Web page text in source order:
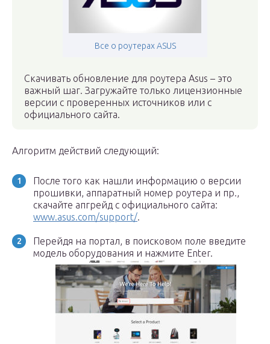
Все о роутерах ASUS
Скачивать обновление для роутера Asus – это
важный шаг. Загружайте только лицензионные
версии с проверенных источников или с
официального сайта.
Алгоритм действий следующий:
После того как нашли информацию о версии
прошивки, аппаратный номер роутера и пр.,
скачайте апгрейд с официального сайта:
www.asus.com/support/.
Перейдя на портал, в поисковом поле введите
модель оборудования и нажмите Enter.